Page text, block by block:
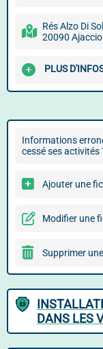
Rés Alzo Di
20090 Ajaccio
PLUS
Informations
cessé ses activités
Ajouter une
Modifier une
Supprimer
DANS LES